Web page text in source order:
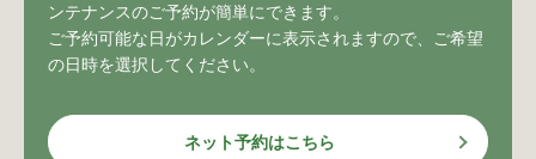
ンテナンスのご予約が簡単にできます。
ご予約可能な日がカレンダーに表示されますので、ご希望
の日時を選択してください。
ネット予約はこちら